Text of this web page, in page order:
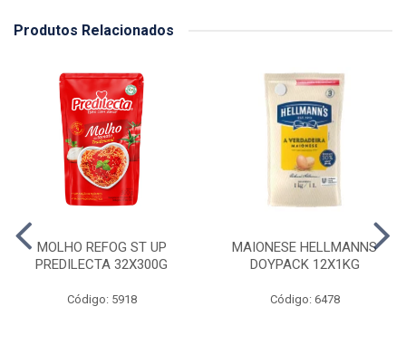
Produtos Relacionados
MOLHO REFOG ST UP
PREDILECTA 32X300G
Código: 5918
MAIONESE HELLMANNS
DOYPACK 12X1KG
Código: 6478